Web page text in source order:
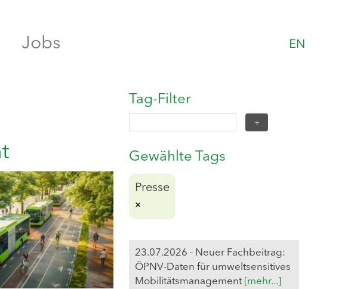
Jobs EN
Tag-Filter
Gewählte Tags
Presse
23.07.2026 - Neuer Fachbeitrag:
ÖPNV-Daten für umweltsensitives
Mobilitätsmanagement [mehr...]